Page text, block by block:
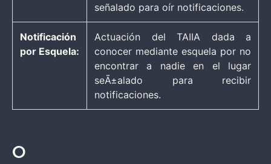
señalado para oír notificaciones.
Notificación
por Esquela:
Actuación del TAIIA dada a
conocer mediante esquela por no
encontrar a nadie en el lugar
seÃ±alado para recibir
notificaciones.
O